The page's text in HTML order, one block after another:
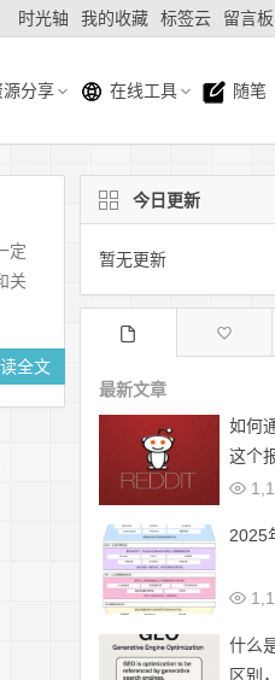
时光轴 我的收藏 标签云 留言板
源分享 在线工具 随笔
定
关
全文
今日更新
暂无更新
最新文章
如何
这个
2025
什么
区别